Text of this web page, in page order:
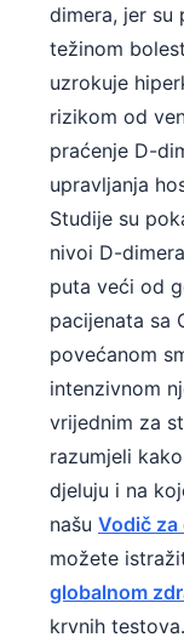
dimera, jer su
težinom
uzrokuje
rizikom od
praćenje D-
upravljanja
Studije su
nivoi D-
puta veći od
pacijenata sa
povećanom
intenzivnom
vrijednim za
razumjeli
djeluju i na
našu Vodič za
možete
globalnom
krvnih testova.
Magyar
বাংলা
اردو
मराठी
తెలుగు
ગુજરાતી
ಕನ್ನಡ
മലയാളം
Bahasa
Tiếng Việt
ไทย
ဗမာစာ
ភាសាខ្មែរ